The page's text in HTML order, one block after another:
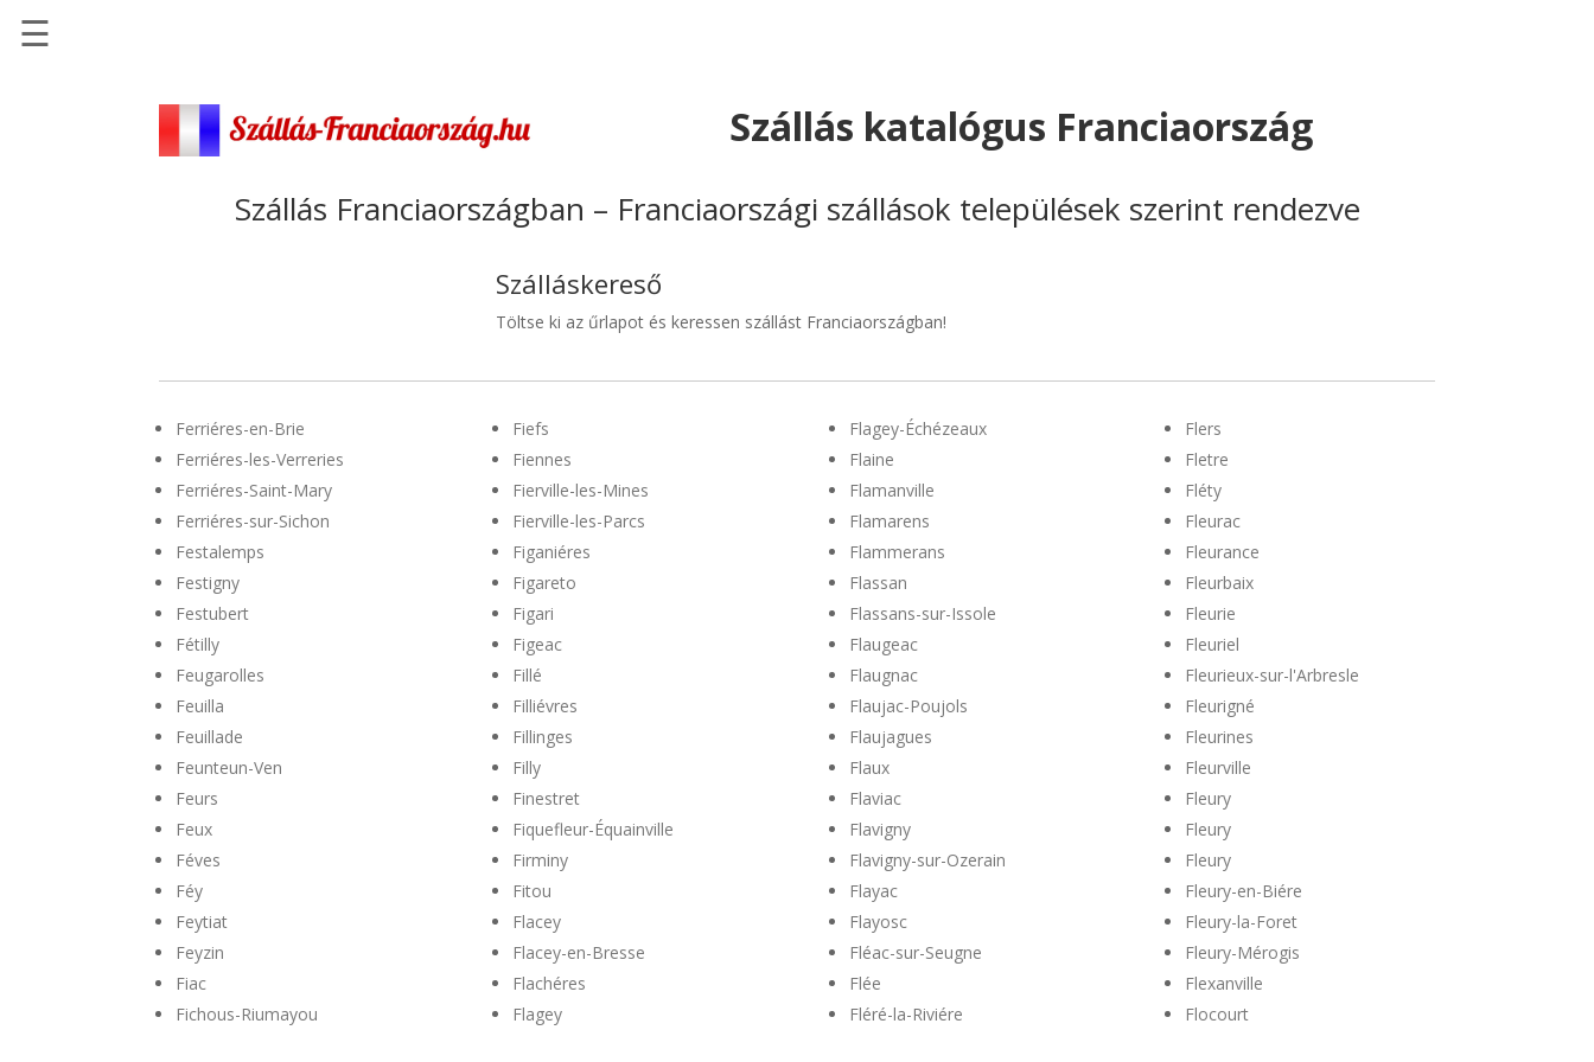
☰
Szállás katalógus Franciaország
Szállás Franciaországban – Franciaországi szállások települések szerint rendezve
Szálláskereső
Töltse ki az űrlapot és keressen szállást Franciaországban!
Ferriéres-en-Brie
Ferriéres-les-Verreries
Ferriéres-Saint-Mary
Ferriéres-sur-Sichon
Festalemps
Festigny
Festubert
Fétilly
Feugarolles
Feuilla
Feuillade
Feunteun-Ven
Feurs
Feux
Féves
Féy
Feytiat
Feyzin
Fiac
Fichous-Riumayou
Fiefs
Fiennes
Fierville-les-Mines
Fierville-les-Parcs
Figaniéres
Figareto
Figari
Figeac
Fillé
Filliévres
Fillinges
Filly
Finestret
Fiquefleur-Équainville
Firminy
Fitou
Flacey
Flacey-en-Bresse
Flachéres
Flagey
Flagey-Échézeaux
Flaine
Flamanville
Flamarens
Flammerans
Flassan
Flassans-sur-Issole
Flaugeac
Flaugnac
Flaujac-Poujols
Flaujagues
Flaux
Flaviac
Flavigny
Flavigny-sur-Ozerain
Flayac
Flayosc
Fléac-sur-Seugne
Flée
Fléré-la-Riviére
Flers
Fletre
Fléty
Fleurac
Fleurance
Fleurbaix
Fleurie
Fleuriel
Fleurieux-sur-l'Arbresle
Fleurigné
Fleurines
Fleurville
Fleury
Fleury
Fleury
Fleury-en-Biére
Fleury-la-Foret
Fleury-Mérogis
Flexanville
Flocourt